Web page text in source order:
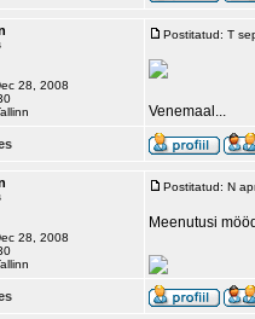
28, 2008
Postitatud: T
Venemaal...
28, 2008
Postitatud: N
Meenutusi